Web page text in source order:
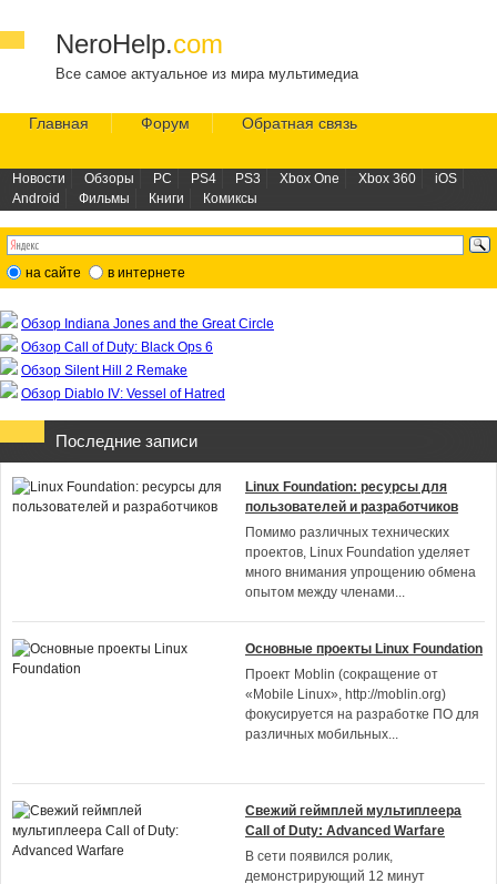
NeroHelp.com
Все самое актуальное из мира мультимедиа
Главная Форум Обратная связь
Новости Обзоры PC PS4 PS3 Xbox One Xbox 360
iOS
Android
Фильмы Книги Комиксы
на сайте в интернете
Обзор Indiana Jones and the Great Circle
Обзор Call of Duty: Black Ops 6
Обзор Silent Hill 2 Remake
Обзор Diablo IV: Vessel of Hatred
Последние записи
Linux Foundation: ресурсы для
пользователей и разработчиков
Помимо различных технических
проектов, Linux Foundation уделяет
много внимания упрощению обмена
опытом между членами...
Основные проекты Linux Foundation
Проект Moblin (сокращение от
«Mobile Linux», http://moblin.org)
фокусируется на разработке ПО для
различных мобильных...
Свежий геймплей мультиплеера
Call of Duty: Advanced Warfare
В сети появился ролик,
демонстрирующий 12 минут